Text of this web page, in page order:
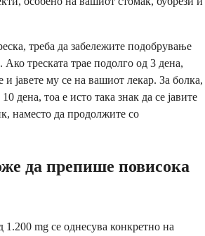
треба да забележите подобрување
Ако треската трае подолго од 3 дена,
и јавете му се на вашиот лекар. За болка,
дена, тоа е исто така знак да се јавите
наместо да продолжите со
да препише повисока
mg се однесува конкретно на